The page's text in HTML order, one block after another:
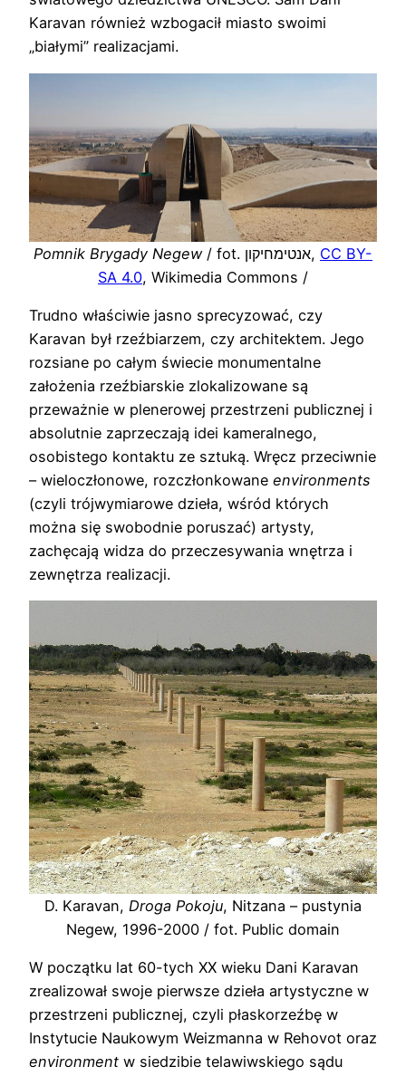
Karavan również wzbogacił miasto swoimi
„białymi” realizacjami.
Pomnik Brygady Negew / fot. אנטימחיקון, CC BY-
SA 4.0, Wikimedia Commons /
Trudno właściwie jasno sprecyzować, czy
Karavan był rzeźbiarzem, czy architektem. Jego
rozsiane po całym świecie monumentalne
założenia rzeźbiarskie zlokalizowane są
przeważnie w plenerowej przestrzeni publicznej i
absolutnie zaprzeczają idei kameralnego,
osobistego kontaktu ze sztuką. Wręcz przeciwnie
– wieloczłonowe, rozczłonkowane environments
(czyli trójwymiarowe dzieła, wśród których
można się swobodnie poruszać) artysty,
zachęcają widza do przeczesywania wnętrza i
zewnętrza realizacji.
D. Karavan, Droga Pokoju, Nitzana – pustynia
Negew, 1996-2000 / fot. Public domain
W początku lat 60-tych XX wieku Dani Karavan
zrealizował swoje pierwsze dzieła artystyczne w
przestrzeni publicznej, czyli płaskorzeźbę w
Instytucie Naukowym Weizmanna w Rehovot oraz
environment w siedzibie telawiwskiego sądu